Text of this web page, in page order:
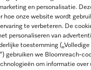
Youtubeop Instagram
Miele op Pinterest
en personalisatie.
hoe onze website wordt
te verbeteren. De
personaliseren van
toestemming („Volledige
gebruiken we Bloomreach-
om informatie over